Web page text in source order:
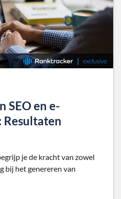
SEO en e-
je de kracht van zowel
bij het genereren van